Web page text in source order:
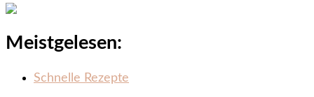
Meistgelesen:
Schnelle Rezepte